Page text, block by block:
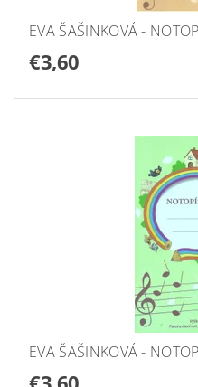
EVA ŠAŠINKOVÁ -
€3,60
EVA ŠAŠINKOVÁ -